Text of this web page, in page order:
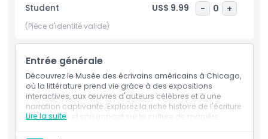
Inclus
Politique enfant/adulte
Student US$ 9.99 - 0 +
(Pièce d'identité valide)
Entrée générale
Découvrez le Musée des écrivains américains à Chicago,
où la littérature prend vie grâce à des expositions
interactives, aux œuvres d'auteurs célèbres et à une
narration captivante. Explorez la riche histoire de l'écriture
américaine et son impact sur la culture de manière
Lire la suite